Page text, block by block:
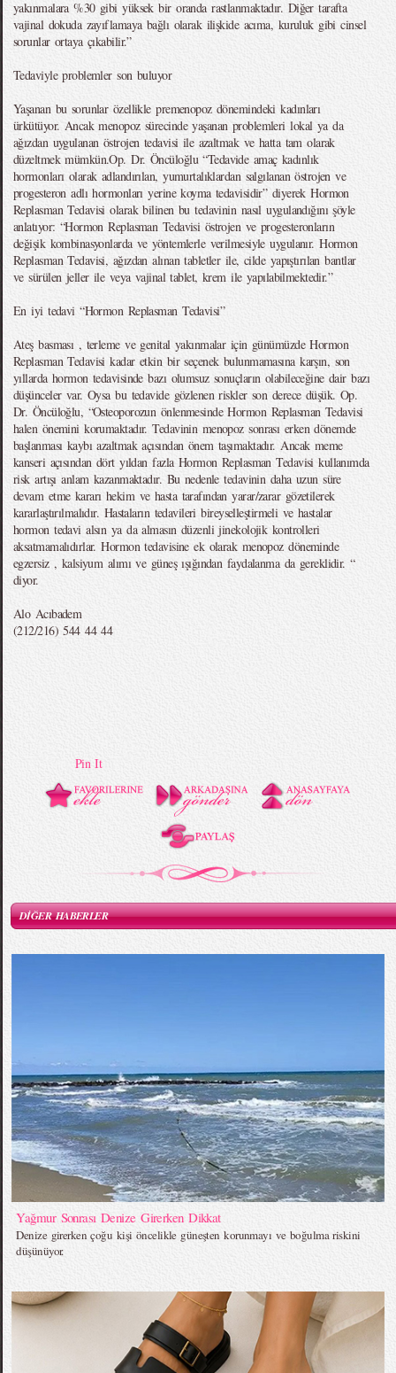
yakınmalara %30 gibi yüksek bir oranda rastlanmaktadır. Diğer tarafta
vajinal dokuda zayıflamaya bağlı olarak ilişkide acıma, kuruluk gibi cinsel
sorunlar ortaya çıkabilir.”
Tedaviyle problemler son buluyor
Yaşanan bu sorunlar özellikle premenopoz dönemindeki kadınları
ürkütüyor. Ancak menopoz sürecinde yaşanan problemleri lokal ya da
ağızdan uygulanan östrojen tedavisi ile azaltmak ve hatta tam olarak
düzeltmek mümkün.Op. Dr. Öncüloğlu “Tedavide amaç kadınlık
hormonları olarak adlandırılan, yumurtalıklardan salgılanan östrojen ve
progesteron adlı hormonları yerine koyma tedavisidir” diyerek Hormon
Replasman Tedavisi olarak bilinen bu tedavinin nasıl uygulandığını şöyle
anlatıyor: “Hormon Replasman Tedavisi östrojen ve progesteronların
değişik kombinasyonlarda ve yöntemlerle verilmesiyle uygulanır. Hormon
Replasman Tedavisi, ağızdan alınan tabletler ile, cilde yapıştırılan bantlar
ve sürülen jeller ile veya vajinal tablet, krem ile yapılabilmektedir.”
En iyi tedavi “Hormon Replasman Tedavisi”
Ateş basması , terleme ve genital yakınmalar için günümüzde Hormon
Replasman Tedavisi kadar etkin bir seçenek bulunmamasına karşın, son
yıllarda hormon tedavisinde bazı olumsuz sonuçların olabileceğine dair bazı
düşünceler var. Oysa bu tedavide gözlenen riskler son derece düşük. Op.
Dr. Öncüloğlu, “Osteoporozun önlenmesinde Hormon Replasman Tedavisi
halen önemini korumaktadır. Tedavinin menopoz sonrası erken dönemde
başlanması kaybı azaltmak açısından önem taşımaktadır. Ancak meme
kanseri açısından dört yıldan fazla Hormon Replasman Tedavisi kullanımda
risk artışı anlam kazanmaktadır. Bu nedenle tedavinin daha uzun süre
devam etme kararı hekim ve hasta tarafından yarar/zarar gözetilerek
kararlaştırılmalıdır. Hastaların tedavileri bireyselleştirmeli ve hastalar
hormon tedavi alsın ya da almasın düzenli jinekolojik kontrolleri
aksatmamalıdırlar. Hormon tedavisine ek olarak menopoz döneminde
egzersiz , kalsiyum alımı ve güneş ışığından faydalanma da gereklidir. “
diyor.
Alo Acıbadem
(212/216) 544 44 44
Pin It
DİĞER HABERLER
Yağmur Sonrası Denize Girerken Dikkat
Denize girerken çoğu kişi öncelikle güneşten korunmayı ve boğulma riskini
düşünüyor.